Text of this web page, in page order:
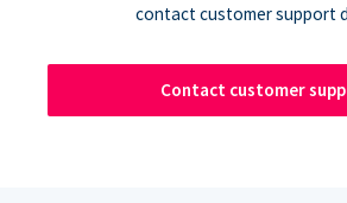
contact customer support
Contact customer